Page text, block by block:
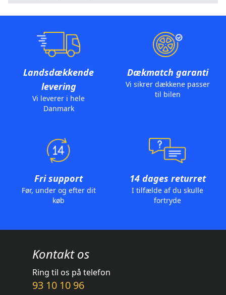
Landsdækkende
levering
Vi leverer i hele
Danmark
Dækmatch garanti
Vi sikrer dækkene passer
til bilen
Fri support
Før, under og efter dit
køb
14 dages returret
I tilfælde af du skulle
fortryde
Kontakt os
Ring til os på telefon
93 10 10 96